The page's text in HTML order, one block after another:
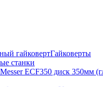
Гайковерты
станки